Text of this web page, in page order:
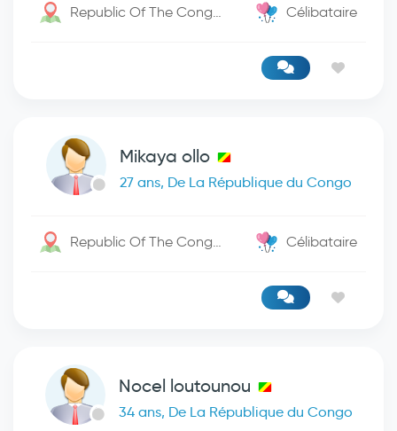
Republic Of The Congo / - Célibataire
Mikaya ollo
27 ans, De La République du Congo
Republic Of The Congo / - Célibataire
Nocel loutounou
34 ans, De La République du Congo